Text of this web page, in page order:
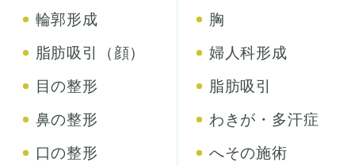
輪郭形成
脂肪吸引（顔）
目の整形
鼻の整形
口の整形
胸
婦人科形成
脂肪吸引
わきが・多汗症
へその施術